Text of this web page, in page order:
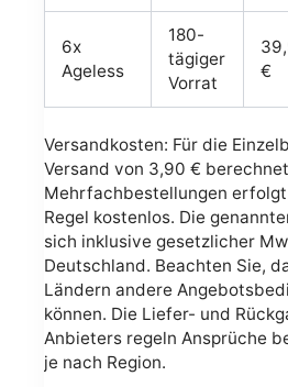
6x
Ageless
180-
tägiger
Vorrat
€
Versandkosten: Für die
Versand von 3,90 €
Mehrfachbestellungen
Regel kostenlos. Die
sich inklusive gesetzlicher
Deutschland. Beachten Sie,
Ländern andere
können. Die Liefer- und
Anbieters regeln Ansprüche
je nach Region.